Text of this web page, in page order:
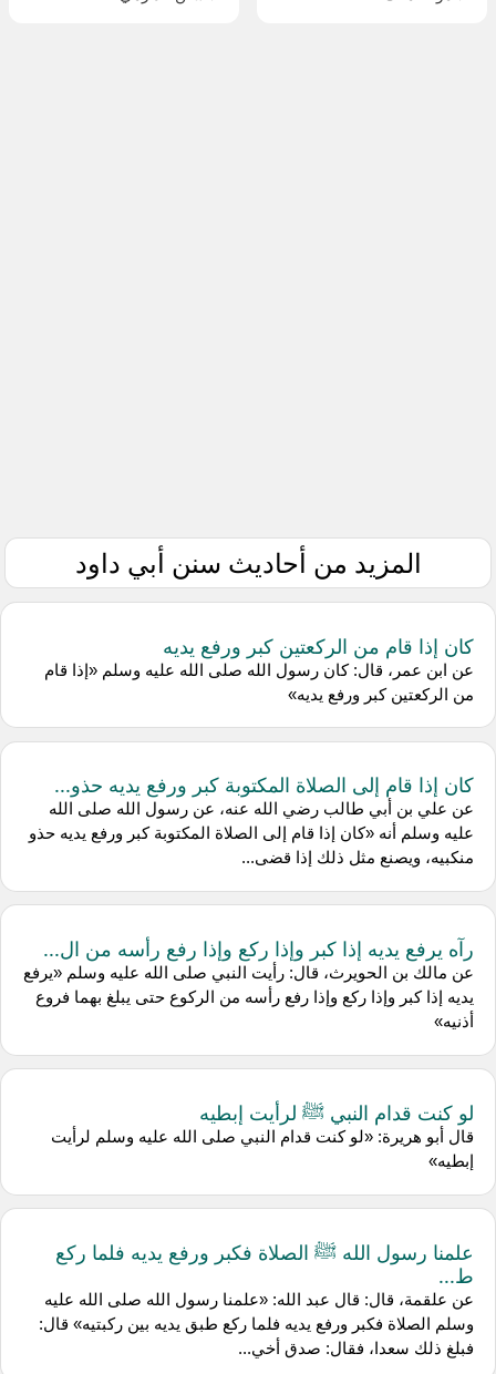
المزيد من أحاديث سنن أبي داود
كان إذا قام من الركعتين كبر ورفع يديه
عن ابن عمر، قال: كان رسول الله صلى الله عليه وسلم «إذا قام
من الركعتين كبر ورفع يديه»
كان إذا قام إلى الصلاة المكتوبة كبر ورفع يديه حذو...
عن علي بن أبي طالب رضي الله عنه، عن رسول الله صلى الله
عليه وسلم أنه «كان إذا قام إلى الصلاة المكتوبة كبر ورفع يديه حذو
منكبيه، ويصنع مثل ذلك إذا قضى...
رآه يرفع يديه إذا كبر وإذا ركع وإذا رفع رأسه من ال...
عن مالك بن الحويرث، قال: رأيت النبي صلى الله عليه وسلم «يرفع
يديه إذا كبر وإذا ركع وإذا رفع رأسه من الركوع حتى يبلغ بهما فروع
أذنيه»
لو كنت قدام النبي ﷺ لرأيت إبطيه
قال أبو هريرة: «لو كنت قدام النبي صلى الله عليه وسلم لرأيت
إبطيه»
علمنا رسول الله ﷺ الصلاة فكبر ورفع يديه فلما ركع
ط...
عن علقمة، قال: قال عبد الله: «علمنا رسول الله صلى الله عليه
وسلم الصلاة فكبر ورفع يديه فلما ركع طبق يديه بين ركبتيه» قال:
فبلغ ذلك سعدا، فقال: صدق أخي...